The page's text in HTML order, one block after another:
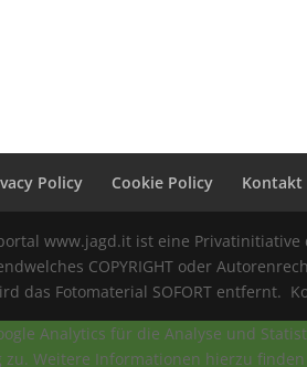
Policy Cookie Policy Kontakt
www.jagd.it ist eine Privatinitiative
COPYRIGHT oder
das Fotomaterial SOFORT entfernt.
Analytics für die Analyse und
Weitere Informationen hierzu